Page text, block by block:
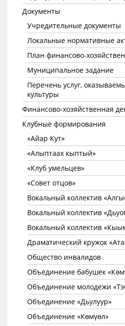
Документы
Учредительные документы
Локальные нормативные
План финансово-
Муниципальное задание
Перечень услуг,
культуры
Финансово-хозяйственная
Клубные формирования
«Айар Кут»
«Алыптаах кыптый»
«Клуб умельцев»
«Совет отцов»
Вокальный коллектив
Вокальный коллектив
Вокальный коллектив
Драматический кружок
Общество инвалидов
Объединение бабушек
Объединение молодежи
Объединение «Дьулуур»
Объединение «Көмүөл»